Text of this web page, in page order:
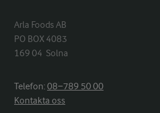
Arla Foods AB
PO BOX 4083
169 04  Solna
Telefon:08−789 50 00
Kontakta oss